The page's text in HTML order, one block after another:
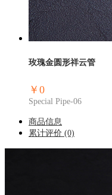
玫瑰金圆形祥云管
￥0
Special Pipe-06
商品信息
累计评价 (0)